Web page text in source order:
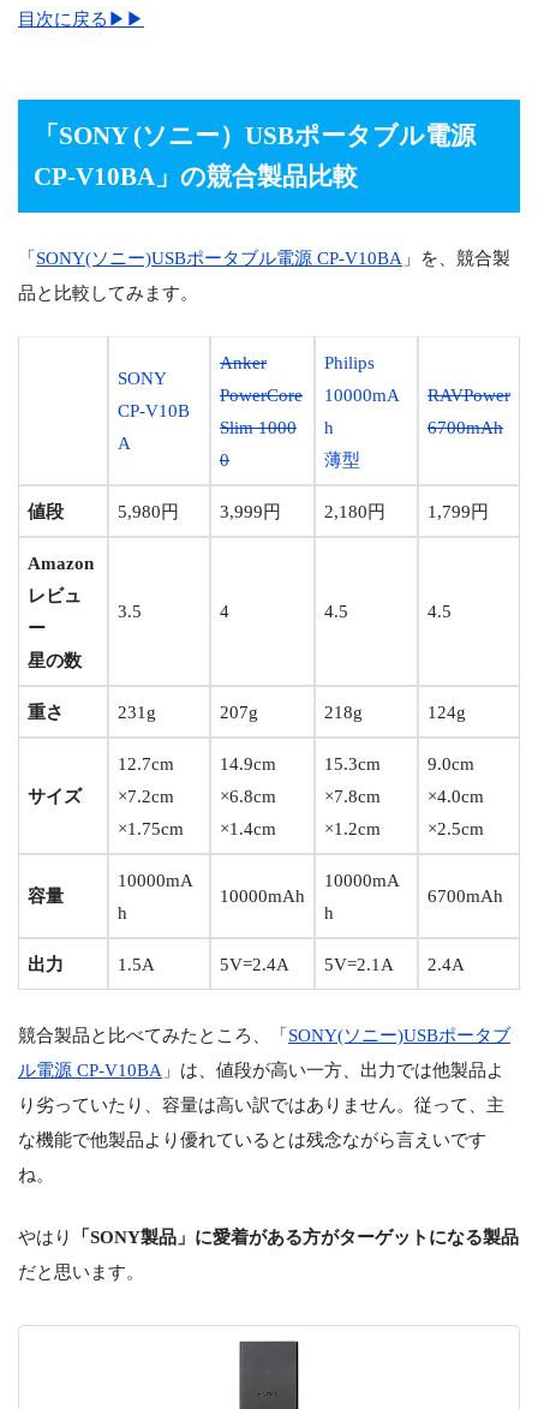
目次に戻る▶▶
「 SONY (ソニー）USBポータブル電源
CP-V10BA」の競合製品比較
「SONY(ソニー)USBポータブル電源 CP-V10BA 」を、競合製
品と比較してみます。
SONY
CP-V10B
A
Anker
PowerCore
Slim 1000
0
Philips
10000mA
h
薄型
RAVPower
6700mAh
値段 5,980円 3,999円 2,180円 1,799円
Amazon
レビュ
ー
星の数
3.5 4 4.5 4.5
重さ 231g 207g 218g 124g
サイズ
12.7cm
×7.2cm
×1.75cm
14.9cm
×6.8cm
×1.4cm
15.3cm
×7.8cm
×1.2cm
9.0cm
×4.0cm
×2.5cm
容量
10000mA
h
10000mAh
10000mA
h
6700mAh
出力 1.5A 5V=2.4A 5V=2.1A 2.4A
競合製品と比べてみたところ、「SONY(ソニー)USBポータブ
ル電源 CP-V10BA 」は、値段が高い一方、出力では他製品よ
り劣っていたり、容量は高い訳ではありません。従って、主
な機能で他製品より優れているとは残念ながら言えいです
ね。
やはり
「SONY製品」に愛着がある方がターゲットになる製品
だと思います。